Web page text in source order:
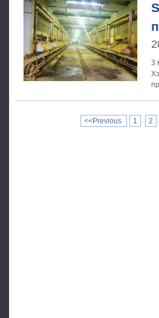
3
<<Previous 1 2